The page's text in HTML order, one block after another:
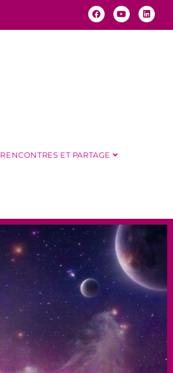
RENCONTRES ET PARTAGE